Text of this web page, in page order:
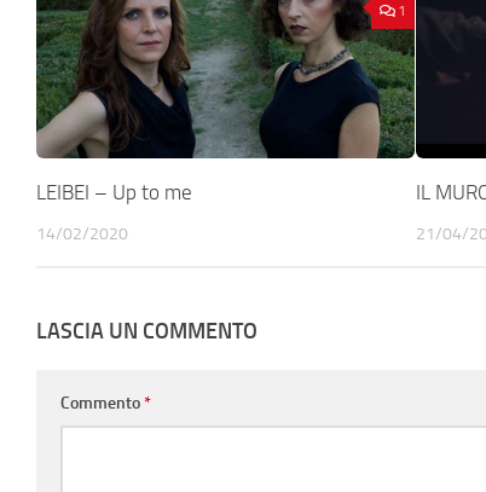
1
LEIBEI – Up to me
14/02/2020
IL
21/04/
LASCIA UN COMMENTO
Commento*